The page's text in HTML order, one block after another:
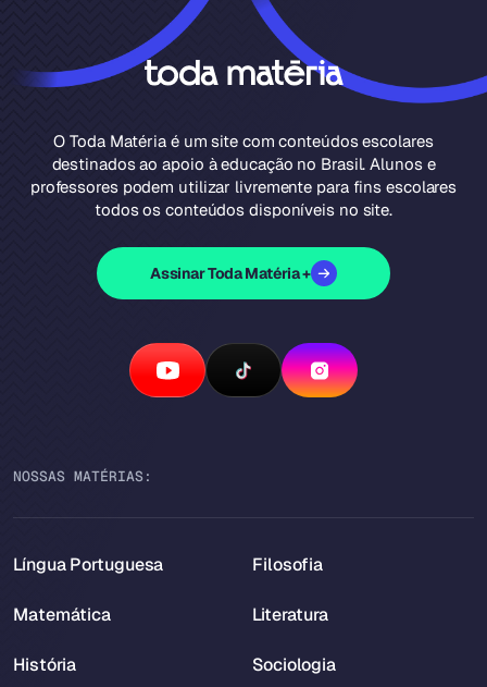
O Toda Matéria é um site com conteúdos escolares
destinados ao apoio à educação no Brasil. Alunos e
professores podem utilizar livremente para fins escolares
todos os conteúdos disponíveis no site.
Assinar Toda Matéria +
NOSSAS MATÉRIAS:
Língua Portuguesa
Matemática
História
Filosofia
Literatura
Sociologia